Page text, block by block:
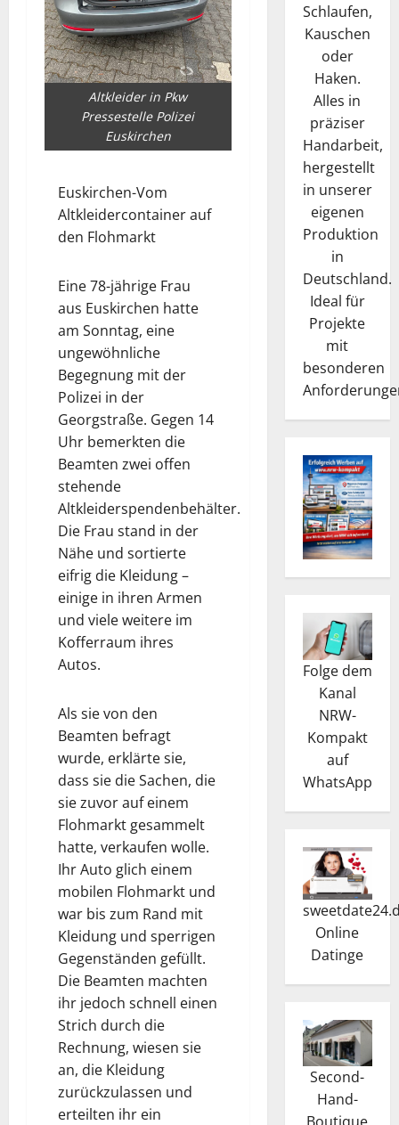
Altkleider in Pkw
Pressestelle Polizei
Euskirchen
Euskirchen-Vom
Altkleidercontainer auf
den Flohmarkt
Eine 78-jährige Frau
aus Euskirchen hatte
am Sonntag, eine
ungewöhnliche
Begegnung mit der
Polizei in der
Georgstraße. Gegen 14
Uhr bemerkten die
Beamten zwei offen
stehende
Altkleiderspendenbehälter.
Die Frau stand in der
Nähe und sortierte
eifrig die Kleidung –
einige in ihren Armen
und viele weitere im
Kofferraum ihres
Autos.
Als sie von den
Beamten befragt
wurde, erklärte sie,
dass sie die Sachen, die
sie zuvor auf einem
Flohmarkt gesammelt
hatte, verkaufen wolle.
Ihr Auto glich einem
mobilen Flohmarkt und
war bis zum Rand mit
Kleidung und sperrigen
Gegenständen gefüllt.
Die Beamten machten
ihr jedoch schnell einen
Strich durch die
Rechnung, wiesen sie
an, die Kleidung
zurückzulassen und
erteilten ihr ein
Schlaufen,
Kauschen
oder
Haken.
Alles in
präziser
Handarbeit,
hergestellt
in unserer
eigenen
Produktion
in
Deutschland.
Ideal für
Projekte
mit
besonderen
Folge dem
Kanal
NRW-
Kompakt
auf
WhatsApp
Online
Datinge
Second-
Hand-